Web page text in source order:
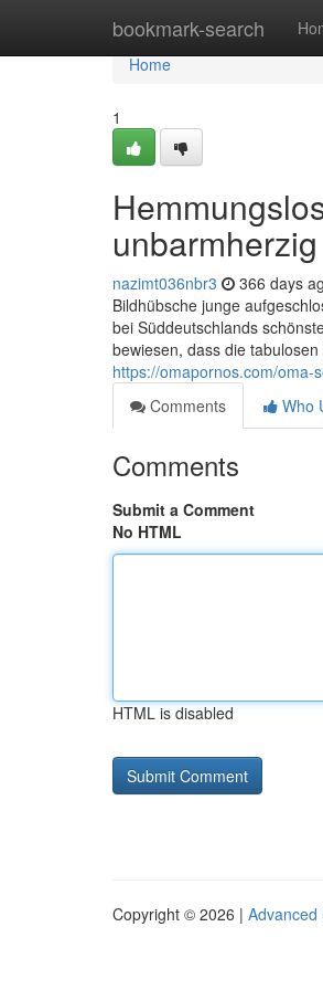
bookmark-search
Home
Home
1
nazimt036nbr3 366 days
Bildhübsche junge
bei Süddeutschlands
bewiesen, dass die
https://omapornos.com/oma-
Comments
Who
Comments
Submit a Comment
No HTML
HTML is disabled
Copyright © 2026 | Advanced